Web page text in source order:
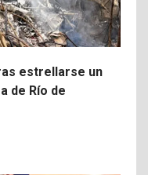
estrellarse un
de Río de